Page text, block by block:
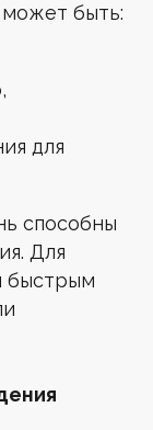
быть:
для
способны
Для
быстрым